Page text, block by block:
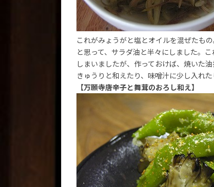
これがみょうがと塩とオイルを混ぜたも
と思って、サラダ油と半々にしました。
しまいましたが、作っておけば、焼いた
きゅうりと和えたり、味噌汁に少し入れ
【万願寺唐辛子と舞茸のおろし和え】